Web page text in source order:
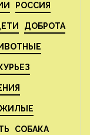
РОССИЯ
ДОБРОТА
КУРЬЕЗ
СОБАКА